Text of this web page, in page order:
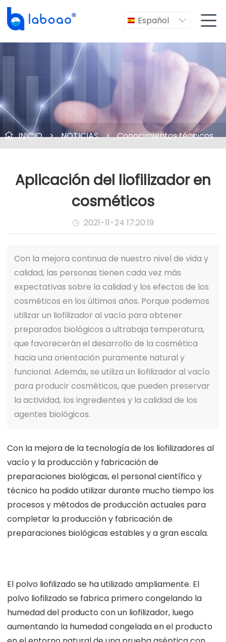
Español  
 INICIO > NOTICIAS > Conocimientos técnicos
Aplicación del liofilizador en
cosméticos
 2021-11-24 17:20:19
Con la mejora continua de nuestro nivel de vida y
calidad, las personas tienen cada vez más
expectativas sobre la calidad y los efectos de los
cosméticos en los últimos años. Porque podemos
utilizar un liofilizador al vacío para obtener
preparados biológicos a ultrabaja temperatura,
que favorecerán el desarrollo de la cosmética
hacia una orientación puramente natural y
funcional. Además, se utiliza un liofilizador al vacío
para producir cosméticos, que pueden preservar
la actividad, los ingredientes y la calidad de los
agentes biológicos.
Con la mejora de la tecnología de los liofilizadores al
vacío y la producción y fabricación de
preparaciones biológicas, el personal científico y
técnico ha podido utilizar durante mucho tiempo los
procesos y métodos de producción actuales para
completar la producción y fabricación de
preparaciones biológicas estables y a gran escala.
El polvo liofilizado se ha utilizado ampliamente. El
polvo liofilizado se fabrica primero congelando la
humedad del producto con un liofilizador, luego
aumentando la humedad congelada en el producto